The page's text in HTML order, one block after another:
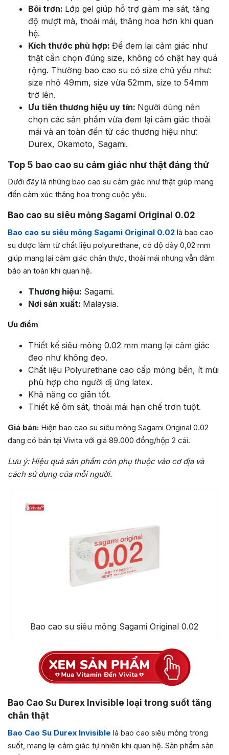
Bôi trơn: Lớp gel giúp hỗ trợ giảm ma sát, tăng
độ mượt mà, thoải mái, thăng hoa hơn khi quan
hệ.
Kích thước phù hợp: Để đem lại cảm giác như
thật cần chọn đúng size, không có chật hay quá
rộng. Thường bao cao su có size chủ yếu như:
size nhỏ 49mm, size vừa 52mm, size to 54mm
trở lên.
Ưu tiên thương hiệu uy tín: Người dùng nên
chọn các sản phẩm vừa đem lại cảm giác thoải
mái và an toàn đến từ các thương hiệu như:
Durex, Okamoto, Sagami.
Top 5 bao cao su cảm giác như thật đáng thử
Dưới đây là những bao cao su cảm giác như thật giúp mang
đến cảm xúc thăng hoa trong cuộc yêu.
Bao cao su siêu mỏng Sagami Original 0.02
Bao cao su siêu mỏng Sagami Original 0.02 là bao cao
su được làm từ chất liệu polyurethane, có độ dày 0,02 mm
giúp mang lại cảm giác chân thực, thoải mái nhưng vẫn đảm
bảo an toàn khi quan hệ.
Thương hiệu: Sagami.
Nơi sản xuất: Malaysia.
Ưu điểm
Thiết kế siêu mỏng 0.02 mm mang lại cảm giác
đeo như không đeo.
Chất liệu Polyurethane cao cấp mỏng bền, ít mùi
phù hợp cho người dị ứng latex.
Khả năng co giãn tốt.
Thiết kế ôm sát, thoải mái hạn chế trơn tuột.
Giá bán: Hiện bao cao su siêu mỏng Sagami Original 0.02
đang có bán tại Vivita với giá 89.000 đồng/hộp 2 cái.
Lưu ý: Hiệu quả sản phẩm còn phụ thuộc vào cơ địa và
cách sử dụng của mỗi người.
Bao cao su siêu mỏng Sagami Original 0.02
Bao Cao Su Durex Invisible loại trong suốt tăng
chân thật
Bao Cao Su Durex Invisible là bao cao siêu mỏng trong
suốt, mang lại cảm giác tự nhiên khi quan hệ. Sản phẩm sản